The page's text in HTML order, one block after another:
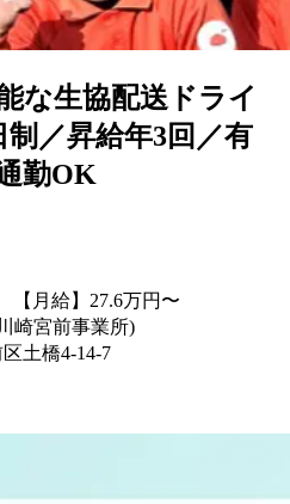
な生協配送ドライ
／昇給年3回／有
勤OK
【月給】27.6万円〜
崎宮前事業所)
土橋4-14-7